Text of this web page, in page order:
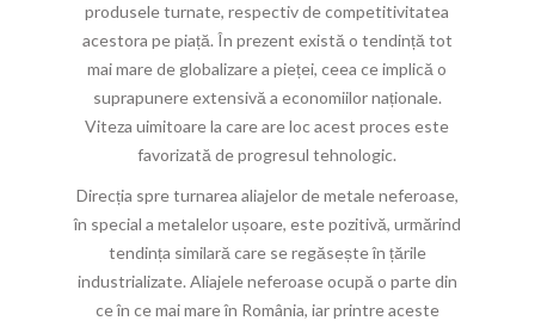
produsele turnate, respectiv de competitivitatea
acestora pe piață. În prezent există o tendință tot
mai mare de globalizare a pieței, ceea ce implică o
suprapunere extensivă a economiilor naționale.
Viteza uimitoare la care are loc acest proces este
favorizată de progresul tehnologic.
Direcția spre turnarea aliajelor de metale neferoase,
în special a metalelor ușoare, este pozitivă, urmărind
tendința similară care se regăsește în țările
industrializate. Aliajele neferoase ocupă o parte din
ce în ce mai mare în România, iar printre aceste